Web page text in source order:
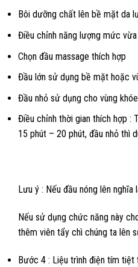
Bôi dưỡng chất lên bề mặt da
Điều chỉnh năng lượng mức
Chọn đầu massage thích hợp
Đầu lớn sử dụng bề mặt hoặc
Đầu nhỏ sử dụng cho vùng
Điều chỉnh thời gian thích hợp :
15 phút – 20 phút, đầu nhỏ thì
Lưu ý : Nếu đầu nóng lên
Nếu sử dụng chức năng này
thêm viên tẩy chì chúng ta lên
Bước 4 : Liệu trình điện tím tiệt